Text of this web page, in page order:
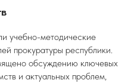
учебно-методические
прокуратуры республики.
обсуждению ключевых
и актуальных проблем,